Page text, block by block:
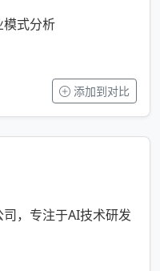
模式分析
添加到对比
，专注于AI技术研发